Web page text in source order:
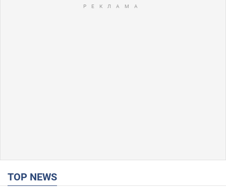
TOP NEWS